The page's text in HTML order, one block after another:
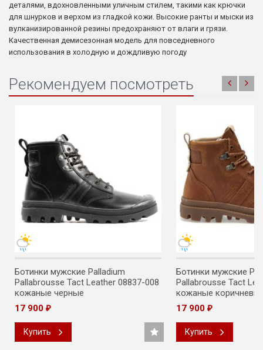
деталями, вдохновленными уличным стилем, такими как крючки
для шнурков и верхом из гладкой кожи. Высокие ранты и мыски из
вулканизированной резины предохраняют от влаги и грязи.
Качественная демисезонная модель для повседневного
использования в холодную и дождливую погоду
Рекомендуем посмотреть
Ботинки мужские Palladium
Pallabrousse Tact Leather 08837-008
кожаные черные
17 900 ₽
Купить
Ботинки мужские
Pallabrousse Tact
кожаные
17 900 ₽
Купить